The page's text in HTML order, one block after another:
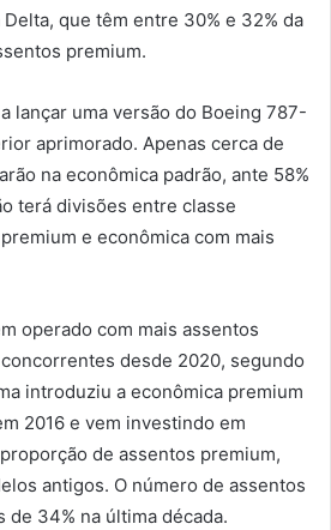
que têm entre 30% e 32% da
premium.
lançar uma versão do Boeing 787-
aprimorado. Apenas cerca de
na econômica padrão, ante 58%
terá divisões entre classe
e econômica com mais
operado com mais assentos
desde 2020, segundo
introduziu a econômica premium
2016 e vem investindo em
de assentos premium,
antigos. O número de assentos
de 34% na última década.